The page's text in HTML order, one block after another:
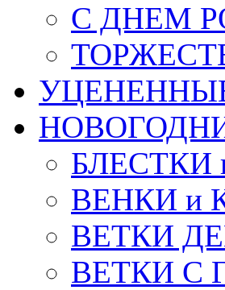
С ДНЕМ
БЛЕСТКИ
ВЕНКИ и
ВЕТКИ
ВЕТКИ С